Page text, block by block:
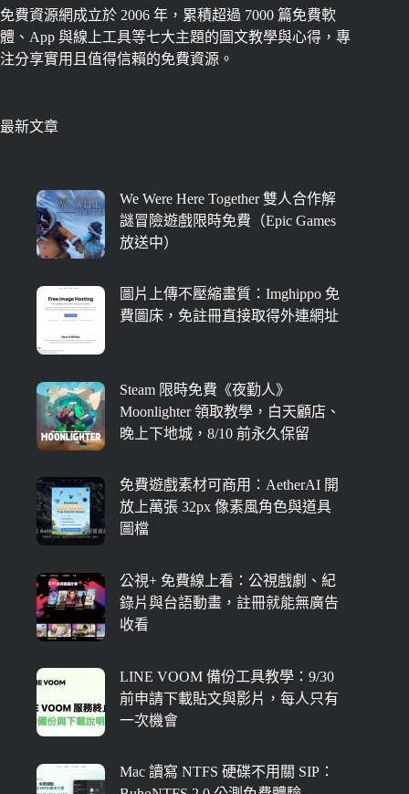
免費資源網成立於 2006 年，累積超過 7000 篇免費軟
體、App 與線上工具等七大主題的圖文教學與心得，專
注分享實用且值得信賴的免費資源。
最新文章
We Were Here Together 雙人合作解
謎冒險遊戲限時免費（Epic Games
放送中）
圖片上傳不壓縮畫質：Imghippo 免
費圖床，免註冊直接取得外連網址
Steam 限時免費《夜勤人》
Moonlighter 領取教學，白天顧店、
晚上下地城，8/10 前永久保留
免費遊戲素材可商用：AetherAI 開
放上萬張 32px 像素風角色與道具
圖檔
公視+ 免費線上看：公視戲劇、紀
錄片與台語動畫，註冊就能無廣告
收看
LINE VOOM 備份工具教學：9/30
前申請下載貼文與影片，每人只有
一次機會
Mac 讀寫 NTFS 硬碟不用關 SIP：